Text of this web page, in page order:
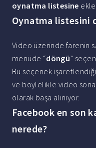
oynatma listesine
Oynatma listesini
Video üzerinde farenin
menüde “döngü”
Bu seçenek
ve böylelikle video
olarak başa alınıyor.
Facebook en son
nerede?